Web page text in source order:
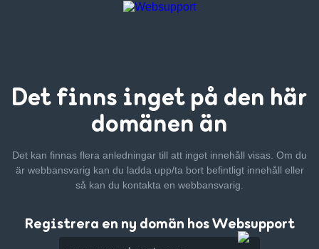
Det finns inget på den här
domänen än
Det kan finnas flera anledningar till att inget innehåll visas. Om du
är webbansvarig kan du ladda upp/ta bort befintligt innehåll eller
så kan du kontakta en webbansvarig.
Registrera en ny domän hos Websupport